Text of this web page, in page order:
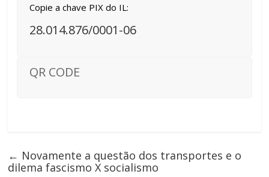
Copie a chave PIX do IL:
28.014.876/0001-06
QR CODE
← Novamente a questão dos transportes e o
dilema fascismo X socialismo